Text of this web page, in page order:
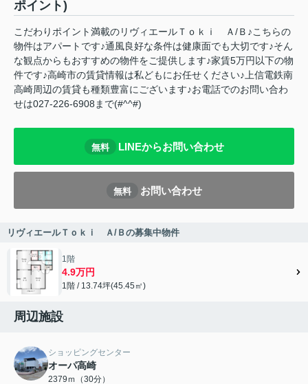
ポイント)
こだわりポイント満載のリヴィエールＴｏｋｉ Ａ/Ｂ♪こちらの
物件はアパートです♪通風良好な条件は健康面でも大切です♪そん
な観点からもおすすめの物件をご提供します♪家賃5万円以下の物
件です♪高崎市の賃貸情報は私どもにお任せください♪上信電鉄南
高崎周辺の賃貸も種類豊富にございます♪お電話でのお問い合わ
せは027-226-6908まで(#^^#)
無料 LINEからお問い合わせ
無料 お問い合わせ
リヴィエールＴｏｋｉ Ａ/Ｂの募集中物件
1階
4.9万円
1階 / 13.74坪(45.45㎡)
周辺施設
ショッピングセンター
オーパ高崎
2379ｍ（30分）